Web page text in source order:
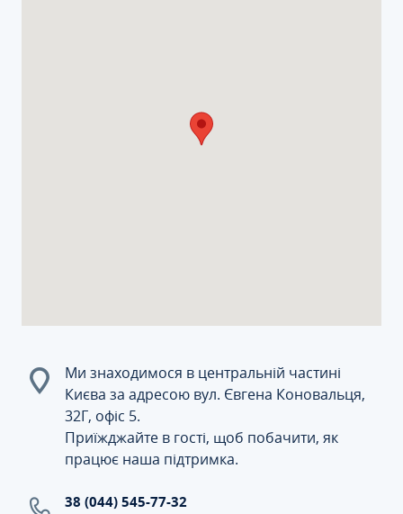
Ми знаходимося в центральній частині
Києва за адресою вул. Євгена Коновальця,
32Г, офіс 5.
Приїжджайте в гості, щоб побачити, як
працює наша підтримка.
38 (044) 545-77-32